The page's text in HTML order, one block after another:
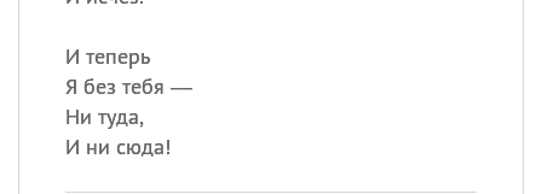
И теперь
Я без тебя —
Ни туда,
И ни сюда!